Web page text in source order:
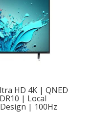
HD 4K | QNED
| Local
| 100Hz